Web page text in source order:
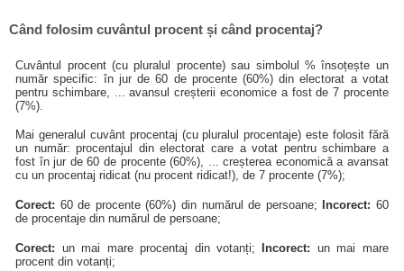
Când folosim cuvântul procent și când procentaj?
Cuvântul procent (cu pluralul procente) sau simbolul % însoțește un
număr specific: în jur de 60 de procente (60%) din electorat a votat
pentru schimbare, ... avansul creșterii economice a fost de 7 procente
(7%).
Mai generalul cuvânt procentaj (cu pluralul procentaje) este folosit fără
un număr: procentajul din electorat care a votat pentru schimbare a
fost în jur de 60 de procente (60%), ... creșterea economică a avansat
cu un procentaj ridicat (nu procent ridicat!), de 7 procente (7%);
Corect: 60 de procente (60%) din numărul de persoane; Incorect: 60
de procentaje din numărul de persoane;
Corect: un mai mare procentaj din votanți;Incorect: un mai mare
procent din votanți;